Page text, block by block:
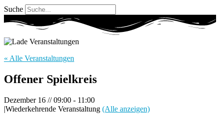
Suche
« Alle Veranstaltungen
Offener Spielkreis
Dezember 16 // 09:00 - 11:00
|Wiederkehrende Veranstaltung (Alle anzeigen)